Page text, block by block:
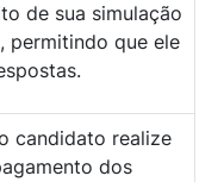
de sua simulação
permitindo que ele
candidato realize
dos